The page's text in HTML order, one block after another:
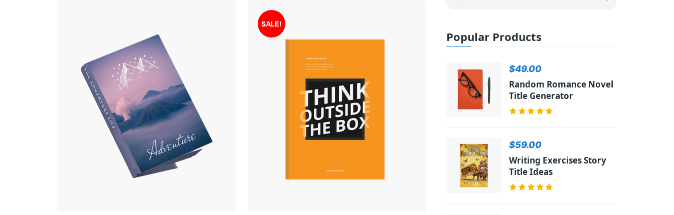
SALE!
Popular Products
$49.00
Random Romance Novel
Title Generator
$59.00
Writing Exercises Story
Title Ideas